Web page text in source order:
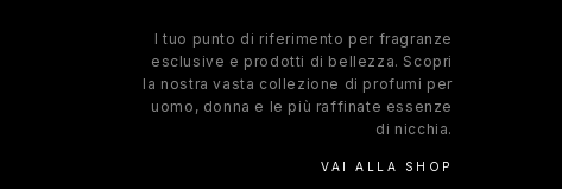
l tuo punto di riferimento per fragranze
esclusive e prodotti di bellezza. Scopri
la nostra vasta collezione di profumi per
uomo, donna e le più raffinate essenze
di nicchia.
VAI ALLA SHOP